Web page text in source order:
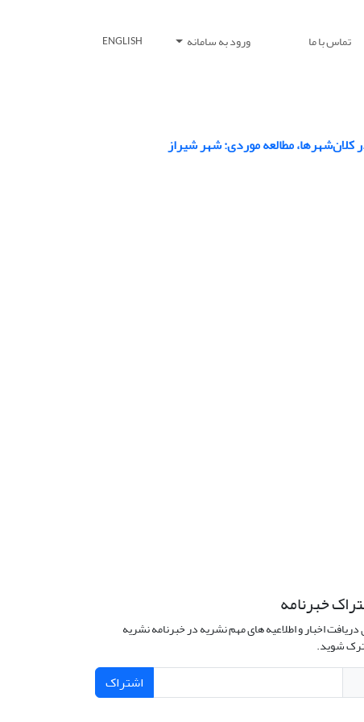
تماس با ما ورود به سامانه ENGLISH
مطالعه موردی: شهر شیراز
خبرنامه
دریافت اخبار و اطلاعیه های مهم نشریه در خبرنامه نشریه
شوید.
اشتراک